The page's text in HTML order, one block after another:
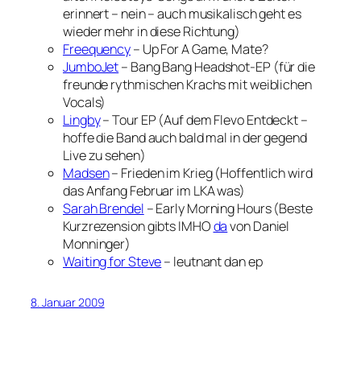
erinnert – nein – auch musikalisch geht es
wieder mehr in diese Richtung)
Freequency– Up For A Game, Mate?
JumboJet– Bang Bang Headshot-EP (für die
freunde rythmischen Krachs mit weiblichen
Vocals)
Lingby– Tour EP (Auf dem Flevo Entdeckt –
hoffe die Band auch bald mal in der gegend
Live zu sehen)
Madsen– Frieden im Krieg (Hoffentlich wird
das Anfang Februar im LKA was)
Sarah Brendel – Early Morning Hours (Beste
Kurzrezension gibts IMHOdavon Daniel
Monninger)
Waiting for Steve– leutnant dan ep
8. Januar 2009